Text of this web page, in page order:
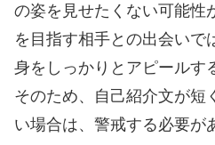
の姿を見せたくない可能性
を目指す相手との出会いで
身をしっかりとアピールす
そのため、自己紹介文が短
い場合は、警戒する必要が